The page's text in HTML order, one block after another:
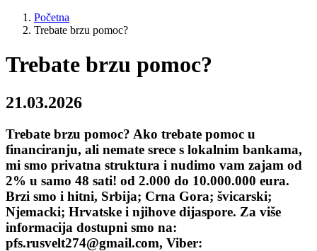
Početna
Trebate brzu pomoc?
Trebate brzu pomoc?
21.03.2026
Trebate brzu pomoc? Ako trebate pomoc u
financiranju, ali nemate srece s lokalnim bankama,
mi smo privatna struktura i nudimo vam zajam od
2% u samo 48 sati! od 2.000 do 10.000.000 eura.
Brzi smo i hitni, Srbija; Crna Gora; švicarski;
Njemacki; Hrvatske i njihove dijaspore. Za više
informacija dostupni smo na:
pfs.rusvelt274@gmail.com, Viber: